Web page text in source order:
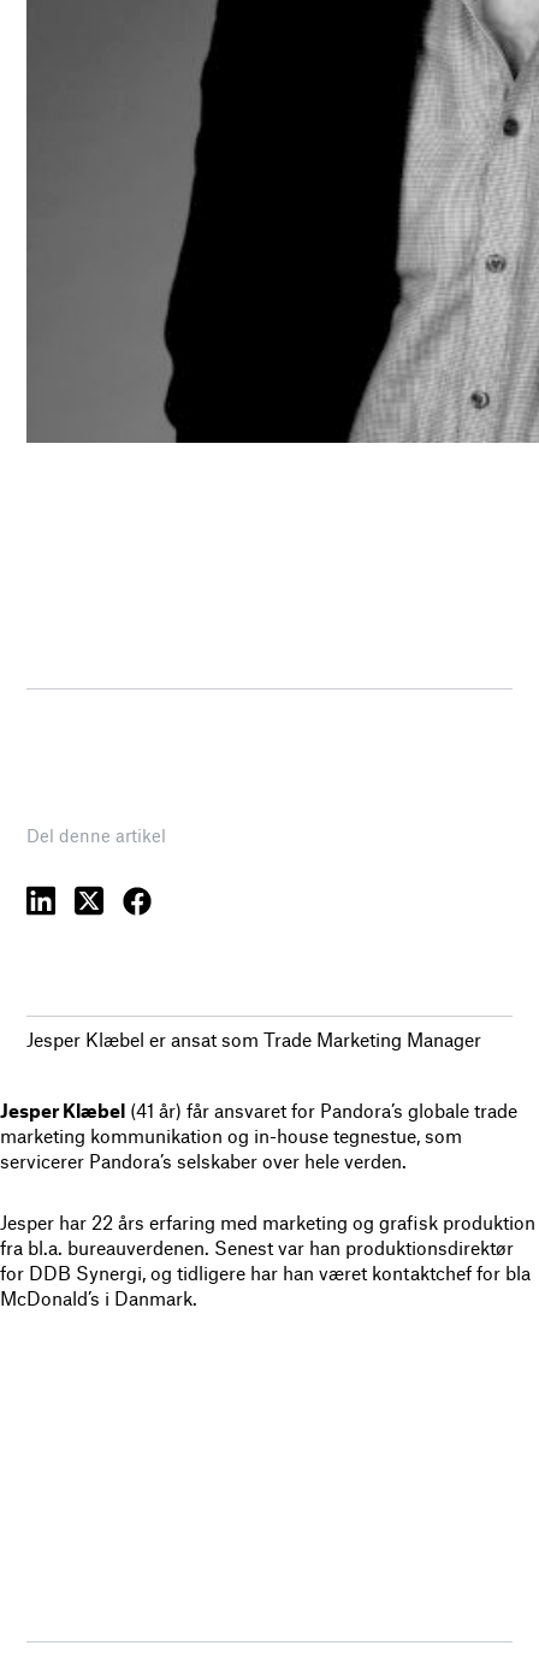
Del denne artikel
Jesper Klæbel er ansat som Trade Marketing Manager
Jesper Klæbel (41 år) får ansvaret for Pandora’s globale trade
marketing kommunikation og in-house tegnestue, som
servicerer Pandora’s selskaber over hele verden.
Jesper har 22 års erfaring med marketing og grafisk produktion
fra bl.a. bureauverdenen. Senest var han produktionsdirektør
for DDB Synergi, og tidligere har han været kontaktchef for bla
McDonald’s i Danmark.